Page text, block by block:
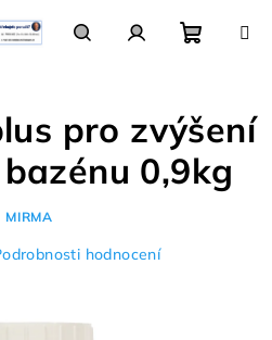
košík
pro zvýšení
0,9kg
MIRMA
hodnocení